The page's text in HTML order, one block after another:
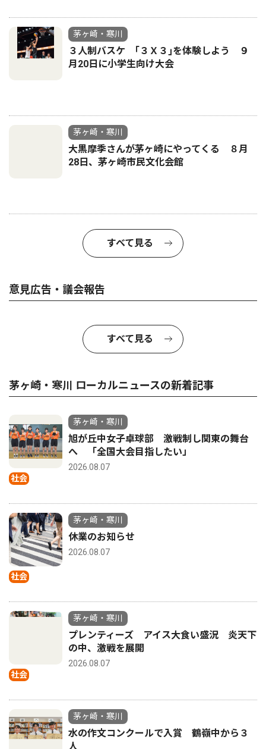
茅ヶ崎・寒川
３人制バスケ ｢３Ｘ３｣を体験しよう ９
月20日に小学生向け大会
茅ヶ崎・寒川
大黒摩季さんが茅ヶ崎にやってくる ８月
28日、茅ヶ崎市民文化会館
すべて見る
意見広告・議会報告
すべて見る
茅ヶ崎・寒川 ローカルニュースの新着記事
社会
茅ヶ崎・寒川
旭が丘中女子卓球部 激戦制し関東の舞台
へ 「全国大会目指したい」
2026.08.07
社会
茅ヶ崎・寒川
休業のお知らせ
2026.08.07
社会
茅ヶ崎・寒川
プレンティーズ アイス大食い盛況 炎天下
の中、激戦を展開
2026.08.07
茅ヶ崎・寒川
水の作文コンクールで入賞 鶴嶺中から３
人